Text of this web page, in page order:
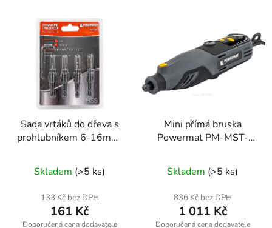
Sada vrtáků do dřeva s
prohlubníkem 6-16mm,
Skladem (>5 ks)
133 Kč bez DPH
161 Kč
Mini přímá bruska
Powermat PM-MST-
Skladem (>5 ks)
836 Kč bez DPH
1 011 Kč